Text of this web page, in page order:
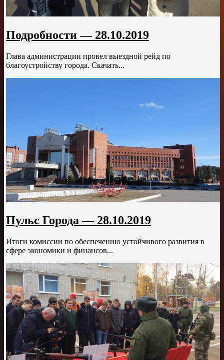
Подробности — 28.10.2019
Глава администрации провел выездной рейд по
благоустройству города. Скачать...
Пульс Города — 28.10.2019
Итоги комиссии по обеспечению устойчивого развития в
сфере экономики и финансов...